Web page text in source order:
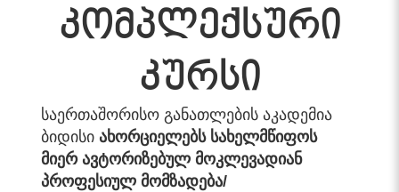
კომპლექსური
კურსი
საერთაშორისო განათლების აკადემია
ბიდისი ახორციელებს სახელმწიფოს
მიერ ავტორიზებულ მოკლევადიან
პროფესიულ მომზადება/